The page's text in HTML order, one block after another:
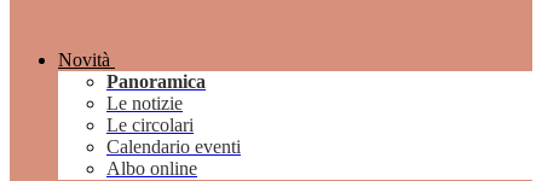
Novità
Panoramica
Le notizie
Le circolari
Calendario eventi
Albo online